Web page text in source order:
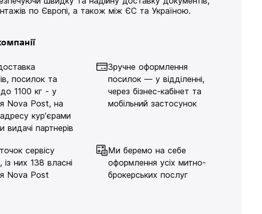
по Європі, а також між ЄС та Україною.
посилок та
1100 кг - у
Nova Post, на
кур'єрами
видачі партнерів
Зручне оформлення
посилок — у відділенні,
через бізнес-кабінет та
мобільний застосунок
сервісу
із них 138 власні
Nova Post
Ми беремо на себе
оформлення усіх митно-
брокерських послуг